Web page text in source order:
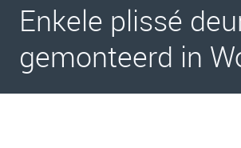
Enkele plissé
gemonteerd in